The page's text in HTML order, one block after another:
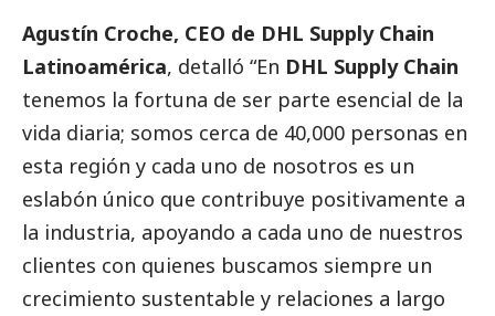
Agustín Croche, CEO de DHL Supply Chain
Latinoamérica, detalló “En DHL Supply Chain
tenemos la fortuna de ser parte esencial de la
vida diaria; somos cerca de 40,000 personas en
esta región y cada uno de nosotros es un
eslabón único que contribuye positivamente a
la industria, apoyando a cada uno de nuestros
clientes con quienes buscamos siempre un
crecimiento sustentable y relaciones a largo